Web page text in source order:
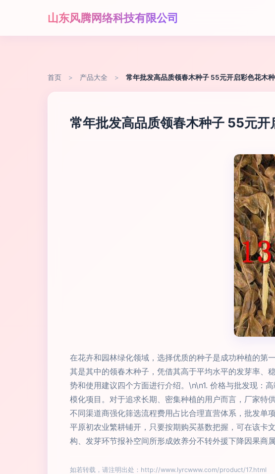
山东风腾网络科技有限公司
首页 > 产品大全 > 常年批发高品质领春木种子 55元开启彩色花木
常年批发高品质领春木种子 55元开
在花卉和园林绿化领域，选择优质的种子是成功种植的
其是其中的领春木种子，凭借其高于平均水平的发芽率、
势和使用建议四个方面进行介绍。\n\n1. 价格与批发现：
模化项目。对于追求长期、密集种植的用户而言，厂家特
不同渠道商强化筛选流程费用占比合理直营体系，批发单
平原初农业繁耕铺开，只要按期购买基数把握，可在该卡
构、发芽环节报补空间所形成效养分不转外援下降因果商
如若转载，请注明出处：http://www.lyrcwww.com/product/17.html